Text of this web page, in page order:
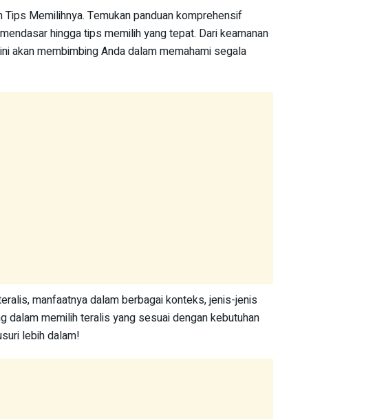
Memilihnya. Temukan panduan komprehensif
hingga tips memilih yang tepat. Dari keamanan
akan membimbing Anda dalam memahami segala
manfaatnya dalam berbagai konteks, jenis-jenis
dalam memilih teralis yang sesuai dengan kebutuhan
lebih dalam!